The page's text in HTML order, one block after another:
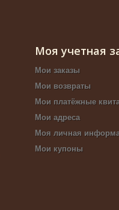
Моя учетная
Мои заказы
Мои возвраты
Мои платёжные
Мои адреса
Моя личная
Мои купоны